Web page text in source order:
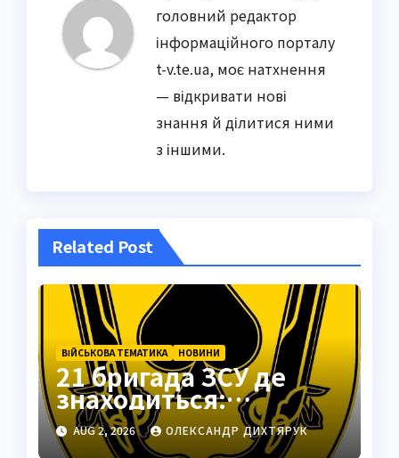
головний редактор
інформаційного порталу
t-v.te.ua, моє натхнення
— відкривати нові
знання й ділитися ними
з іншими.
Related Post
ВІЙСЬКОВА ТЕМАТИКА НОВИНИ
21 бригада ЗСУ де
знаходиться:
Подільськ як
стратегічний центр
AUG 2, 2026 ОЛЕКСАНДР ДИХТЯРУК